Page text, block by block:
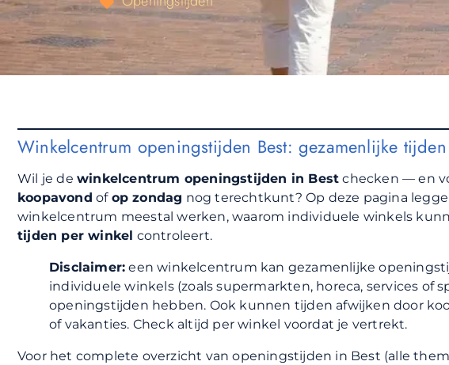
Winkelcentrum openingstijden Best: gezamenlijke
Wil je de winkelcentrum openingstijden in Best checken — en
koopavond of op zondag nog terechtkunt? Op deze pagina
winkelcentrum meestal werken, waarom individuele winkels
tijden per winkel controleert.
Disclaimer: een winkelcentrum kan gezamenlijke
individuele winkels (zoals supermarkten, horeca, services of
openingstijden hebben. Ook kunnen tijden afwijken door
of vakanties. Check altijd per winkel voordat je vertrekt.
Voor het complete overzicht van openingstijden in Best (alle